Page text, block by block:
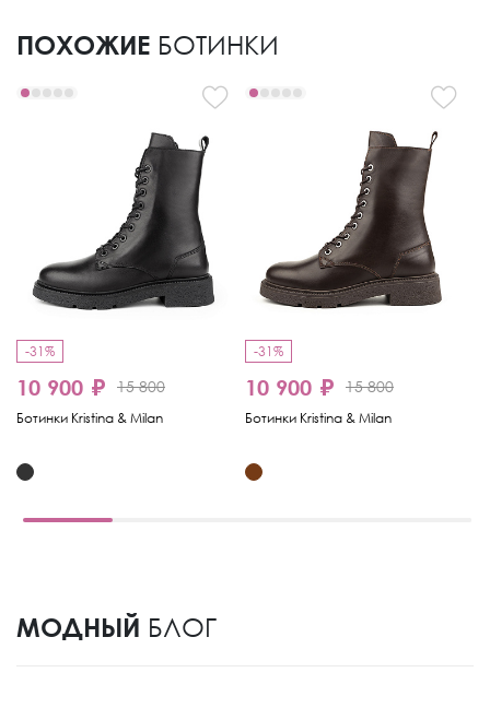
ПОХОЖИЕ БОТИНКИ
-31%
10 900 ₽ 15 800
Ботинки Kristina & Milan
-31%
10 900 ₽ 15 800
Ботинки Kristina & Milan
МОДНЫЙ БЛОГ